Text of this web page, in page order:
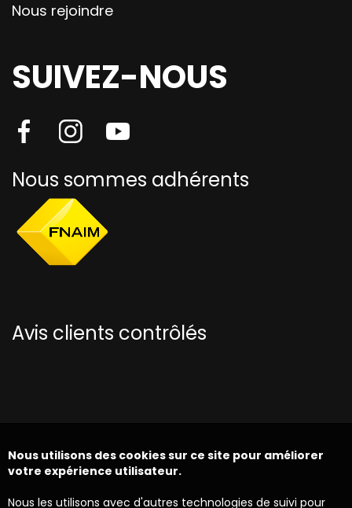
Nous rejoindre
SUIVEZ-NOUS
Nous sommes adhérents
Avis clients contrôlés
Nous utilisons des cookies sur ce site pour améliorer
votre expérience utilisateur.
Nous les utilisons avec d'autres technologies de suivi pour